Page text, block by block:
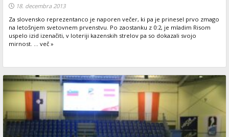
18. decembra 2013
Za slovensko reprezentanco je naporen večer, ki pa je prinesel prvo zmago
na letošnjem svetovnem prvenstvu. Po zaostanku z 0:2, je mladim Risom
uspelo izid izenačiti, v loteriji kazenskih strelov pa so dokazali svojo
mirnost. ... več »